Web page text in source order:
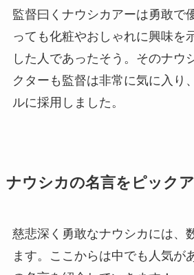
監督曰くナウシカアーは勇敢で
っても化粧やおしゃれに興味を
した人であったそう。そのナウ
クターも監督は非常に気に入り
ルに採用しました。
ナウシカの名言をピック
慈悲深く勇敢なナウシカには、
ます。ここからは中でも人気が